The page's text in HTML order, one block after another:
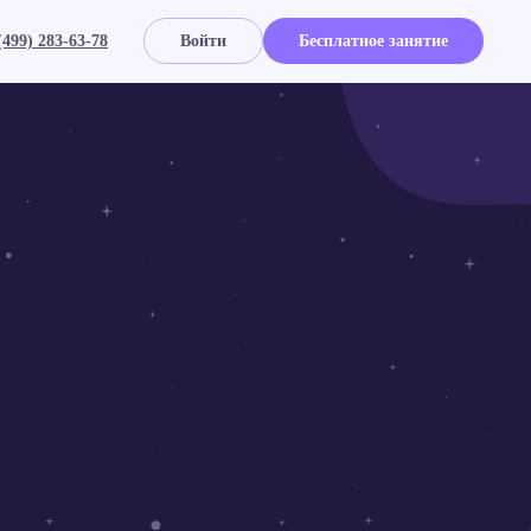
283-63-78 Войти Бесплатное занятие